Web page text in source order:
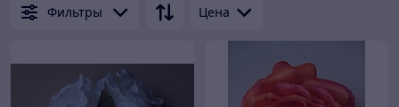
Фильтры Цена